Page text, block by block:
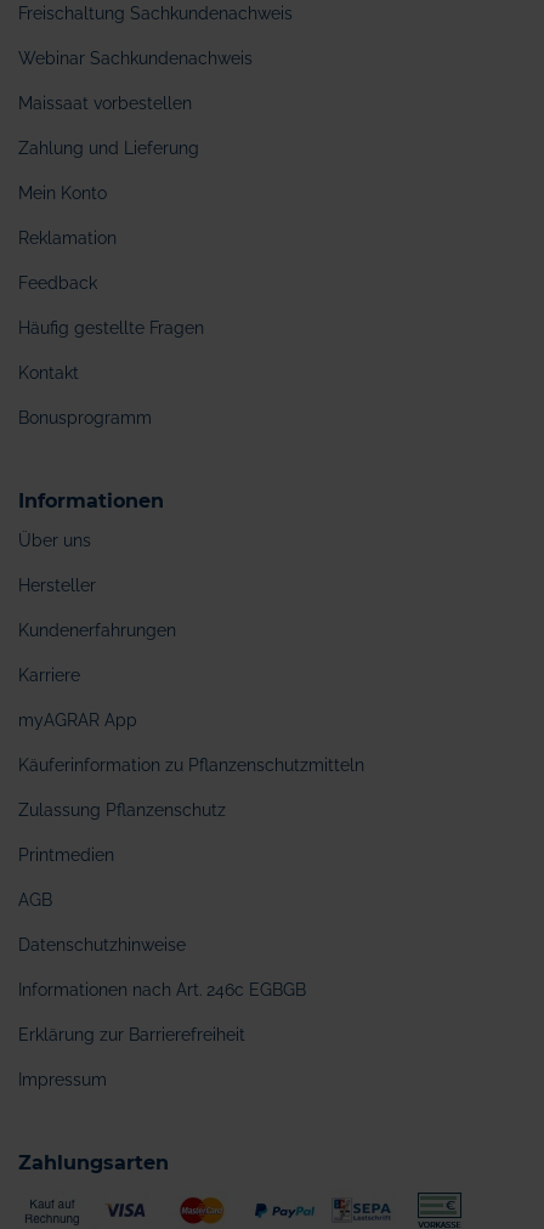
Freischaltung Sachkundenachweis
Webinar Sachkundenachweis
Maissaat vorbestellen
Zahlung und Lieferung
Mein Konto
Reklamation
Feedback
Häufig gestellte Fragen
Kontakt
Bonusprogramm
Informationen
Über uns
Hersteller
Kundenerfahrungen
Karriere
myAGRAR App
Käuferinformation zu Pflanzenschutzmitteln
Zulassung Pflanzenschutz
Printmedien
AGB
Datenschutzhinweise
Informationen nach Art. 246c EGBGB
Erklärung zur Barrierefreiheit
Impressum
Zahlungsarten